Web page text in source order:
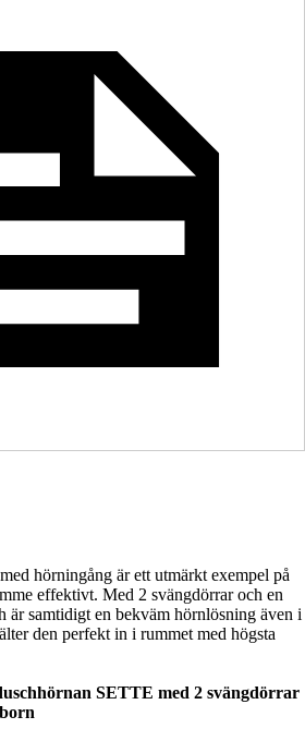
hörningång är ett utmärkt exempel på
effektivt. Med 2 svängdörrar och en
är samtidigt en bekväm hörnlösning även i
den perfekt in i rummet med högsta
SETTE med 2 svängdörrar